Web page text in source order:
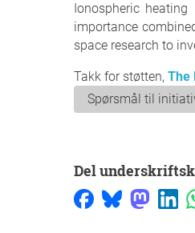
Ionospheric
importance
space research to
Takk for støtten, The
Spørsmål til
Del